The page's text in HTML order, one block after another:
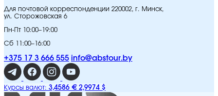
Для почтовой корреспонденции 220002, г. Минск,
ул. Сторожовская 6
Пн-Пт 10:00–19:00
Сб 11:00–16:00
+375 17 3 666 555 info@abstour.by
Курсы валют: 3,4586 € 2,9974 $